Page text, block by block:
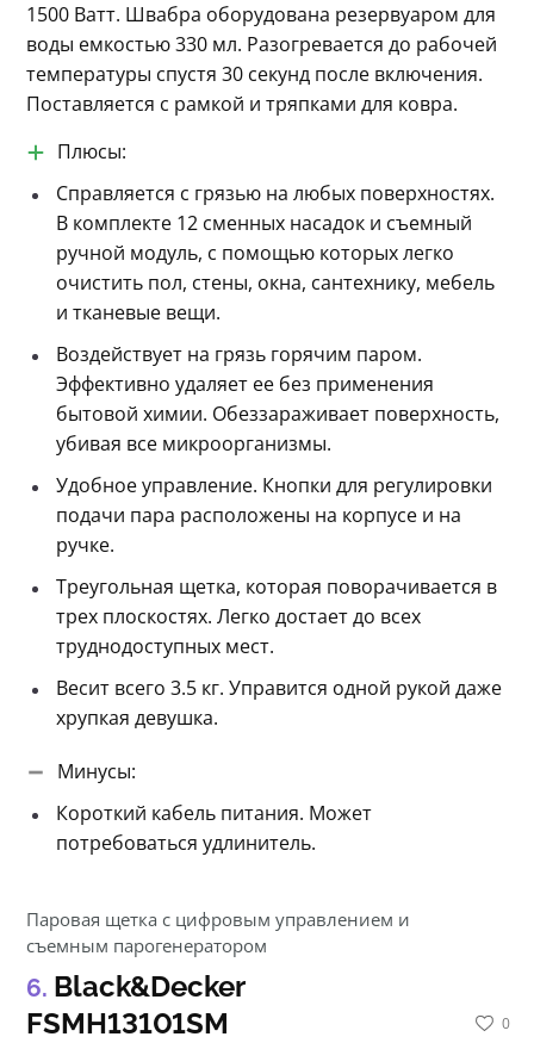
1500 Ватт. Швабра оборудована резервуаром для
воды емкостью 330 мл. Разогревается до рабочей
температуры спустя 30 секунд после включения.
Поставляется с рамкой и тряпками для ковра.
Плюсы:
Справляется с грязью на любых поверхностях.
В комплекте 12 сменных насадок и съемный
ручной модуль, с помощью которых легко
очистить пол, стены, окна, сантехнику, мебель
и тканевые вещи.
Воздействует на грязь горячим паром.
Эффективно удаляет ее без применения
бытовой химии. Обеззараживает поверхность,
убивая все микроорганизмы.
Удобное управление. Кнопки для регулировки
подачи пара расположены на корпусе и на
ручке.
Треугольная щетка, которая поворачивается в
трех плоскостях. Легко достает до всех
труднодоступных мест.
Весит всего 3.5 кг. Управится одной рукой даже
хрупкая девушка.
Минусы:
Короткий кабель питания. Может
потребоваться удлинитель.
0
Паровая щетка с цифровым управлением и
съемным парогенератором
Black&Decker
FSMH13101SM